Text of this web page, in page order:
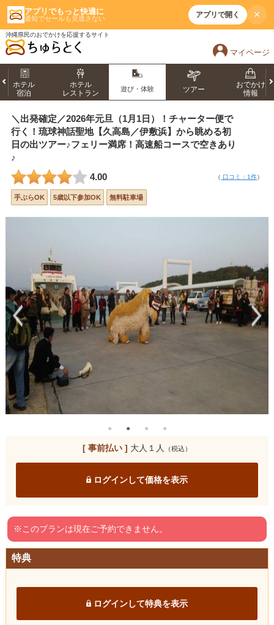
アプリでもっと快適に
通知でセールも見逃さない アプリで開く ×
沖縄県民のおでかけを応援するサイト
マイページ
ホテル
宿泊
ホテル
レストラン
遊び・体験 ツアー
おでかけ
情報
＼出発確定／2026年元旦（1月1日）！チャーター便で
行く！琉球神話聖地【久高島／伊敷浜】から眺める初
日の出ツアー♪フェリー満席！高速船コースで空きあり
♪
4.00
（ 口コミ：1件）
手ぶらOK 5歳以下参加OK 無料駐車場
[ 事前払い ] 大人１人 （税込）
ログインして価格を表示
※このプランは現在ご予約できません。
特典
ログインして特典を表示